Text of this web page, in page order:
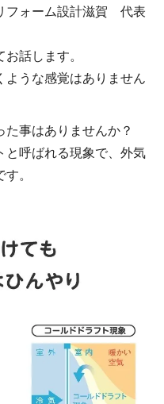
フォーム設計滋賀 代表
話します。
うな感覚はありません
事はありませんか？
呼ばれる現象で、外気
。